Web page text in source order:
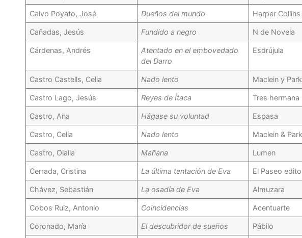
Calvo Poyato, José Dueños del mundo Harper
Cañadas, Jesús Fundido a negro N de Novela
Cárdenas, Andrés
Atentado en el embovedado
del Darro
Esdrújula
Castro Castells, Celia Nado lento Maclein y
Castro Lago, Jesús Reyes de Ítaca Tres hermana
Castro, Ana Hágase su voluntad Espasa
Castro, Celia Nado lento Maclein &
Castro, Olalla Mañana Lumen
Cerrada, Cristina La última tentación de Eva El Paseo
Chávez, Sebastián La osadía de Eva Almuzara
Cobos Ruiz, Antonio Coincidencias Acentuarte
Coronado, María El descubridor de sueños Pábilo